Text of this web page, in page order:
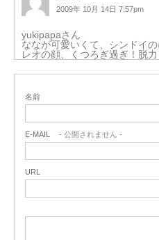
2009年 10月 14日 7:57pm
yukipapaさん
ななが可愛いくて、シンドイ
レオの顔、くつろぎ過ぎ！脱力
名前
E-MAIL - 公開されません -
URL